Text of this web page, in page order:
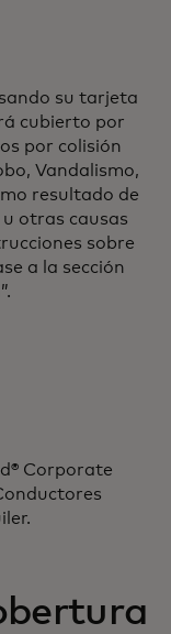
su tarjeta
cubierto por
por colisión
Vandalismo,
resultado de
otras causas
sobre
a la sección
Corporate